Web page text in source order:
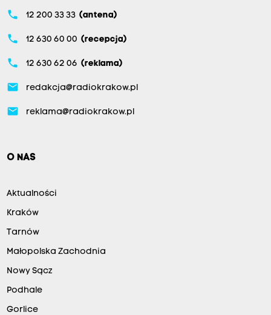
phone 12 200 33 33 (antena)
phone 12 630 60 00 (recepcja)
phone 12 630 62 06 (reklama)
email redakcja@radiokrakow.pl
email reklama@radiokrakow.pl
O NAS
Aktualności
Kraków
Tarnów
Małopolska Zachodnia
Nowy Sącz
Podhale
Gorlice